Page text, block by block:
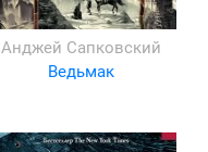
Анджей Сапковский
Ведьмак